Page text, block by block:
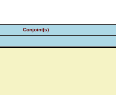
Conjoint(s)